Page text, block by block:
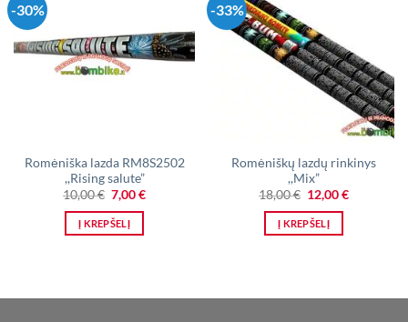
-30%
Romėniška lazda RM8S2502
,,Rising salute”
10,00€ Original
price
was:
10,00 €.
7,00€Current
Į KREPŠELĮ
-33%
Romėniškų lazdų rinkinys
,,Mix”
18,00€ Original
price
was:
18,00 €.
12,00€Current
Į KREPŠELĮ